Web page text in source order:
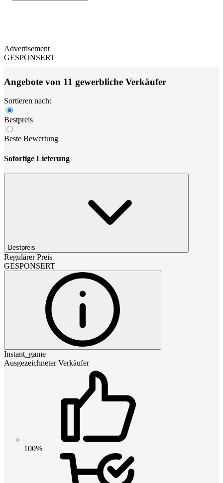
Advertisement
GESPONSERT
Angebote von 11 gewerbliche Verkäufer
Sortieren nach:
Bestpreis
Beste Bewertung
Sofortige Lieferung
Bestpreis
Regulärer Preis
GESPONSERT
Instant_game
Ausgezeichneter Verkäufer
100%